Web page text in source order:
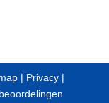
| Privacy |
beoordelingen